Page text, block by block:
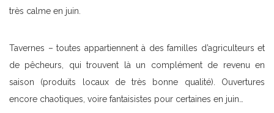
très calme en juin.
Tavernes – toutes appartiennent à des familles d’agriculteurs et
de pêcheurs, qui trouvent là un complément de revenu en
saison (produits locaux de très bonne qualité). Ouvertures
encore chaotiques, voire fantaisistes pour certaines en juin…